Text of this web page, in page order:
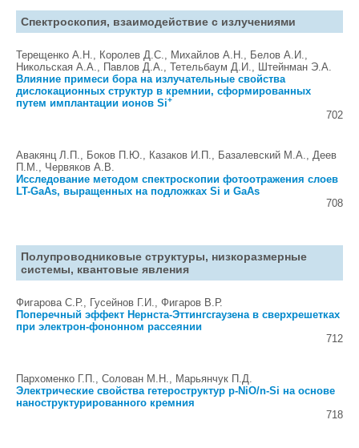
Спектроскопия, взаимодействие с излучениями
Терещенко А.Н., Королев Д.С., Михайлов А.Н., Белов А.И.,
Никольская А.А., Павлов Д.А., Тетельбаум Д.И., Штейнман Э.А.
Влияние примеси бора на излучательные свойства
дислокационных структур в кремнии, сформированных
путем имплантации ионов Si+
702
Авакянц Л.П., Боков П.Ю., Казаков И.П., Базалевский М.А., Деев
П.М., Червяков А.В.
Исследование методом спектроскопии фотоотражения слоев
LT-GaAs, выращенных на подложках Si и GaAs
708
Полупроводниковые структуры, низкоразмерные
системы, квантовые явления
Фигарова С.Р., Гусейнов Г.И., Фигаров В.Р.
Поперечный эффект Нернста-Эттингсгаузена в сверхрешетках
при электрон-фононном рассеянии
712
Пархоменко Г.П., Солован М.Н., Марьянчук П.Д.
Электрические свойства гетероструктур p-NiO/n-Si на основе
наноструктурированного кремния
718